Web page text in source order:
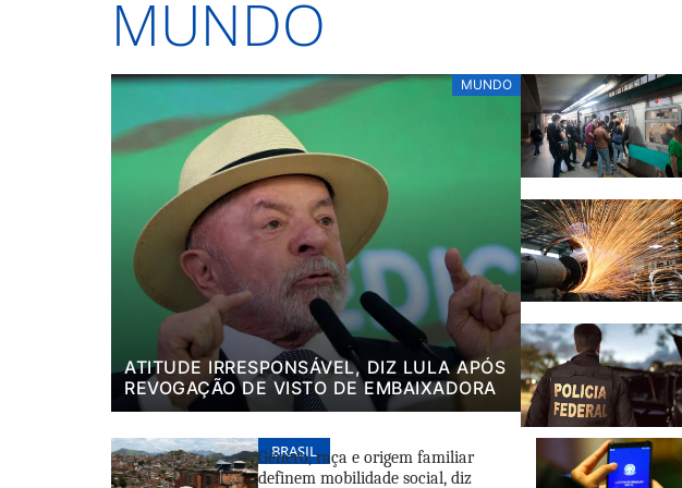
MUNDO
MUNDO
ATITUDE IRRESPONSÁVEL, DIZ LULA APÓS
REVOGAÇÃO DE VISTO DE EMBAIXADORA
BRASIL
Gênero, raça e origem familiar
definem mobilidade social, diz